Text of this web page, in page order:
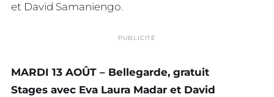
et David Samaniengo.
PUBLICITÉ
MARDI 13 AOÛT – Bellegarde, gratuit
Stages avec Eva Laura Madar et David